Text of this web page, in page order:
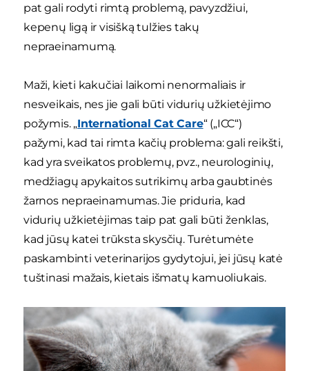
pat gali rodyti rimtą problemą, pavyzdžiui,
kepenų ligą ir visišką tulžies takų
nepraeinamumą.
Maži, kieti kakučiai laikomi nenormaliais ir
nesveikais, nes jie gali būti vidurių užkietėjimo
požymis. „International Cat Care“ („ICC“)
pažymi, kad tai rimta kačių problema: gali reikšti,
kad yra sveikatos problemų, pvz., neurologinių,
medžiagų apykaitos sutrikimų arba gaubtinės
žarnos nepraeinamumas. Jie priduria, kad
vidurių užkietėjimas taip pat gali būti ženklas,
kad jūsų katei trūksta skysčių. Turėtumėte
paskambinti veterinarijos gydytojui, jei jūsų katė
tuštinasi mažais, kietais išmatų kamuoliukais.